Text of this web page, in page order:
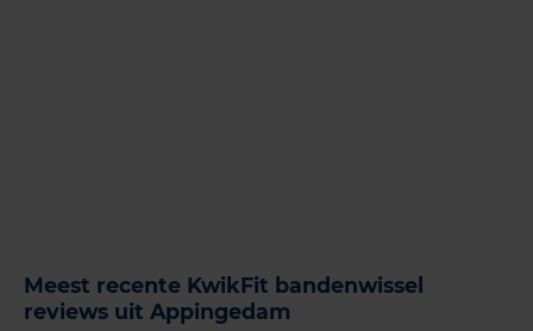
Meest recente KwikFit bandenwissel
reviews uit Appingedam